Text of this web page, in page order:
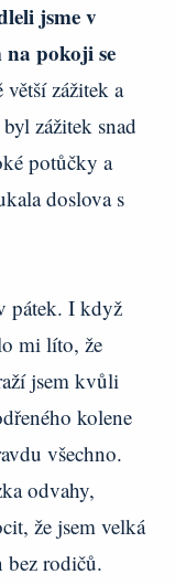
jsme v
na pokoji se
větší zážitek a
zážitek snad
potůčky a
doslova s
pátek. I když
mi líto, že
jsem kvůli
kolene
všechno.
odvahy,
že jsem velká
rodičů.